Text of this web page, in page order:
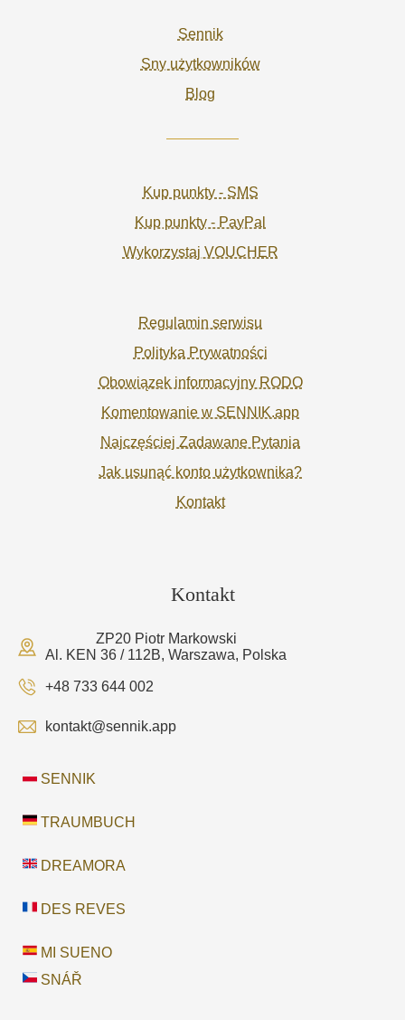
Sennik
Sny użytkowników
Blog
Kup punkty - SMS
Kup punkty - PayPal
Wykorzystaj VOUCHER
Regulamin serwisu
Polityka Prywatności
Obowiązek informacyjny RODO
Komentowanie w SENNIK.app
Najczęściej Zadawane Pytania
Jak usunąć konto użytkownika?
Kontakt
Kontakt
ZP20 Piotr Markowski
Al. KEN 36 / 112B, Warszawa, Polska
+48 733 644 002
kontakt@sennik.app
SENNIK
TRAUMBUCH
DREAMORA
DES REVES
MI SUENO
SNÁŘ